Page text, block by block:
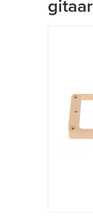
gitaar